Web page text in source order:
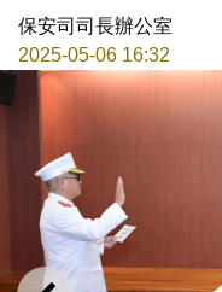
保安司司長辦公室
2025-05-06 16:32